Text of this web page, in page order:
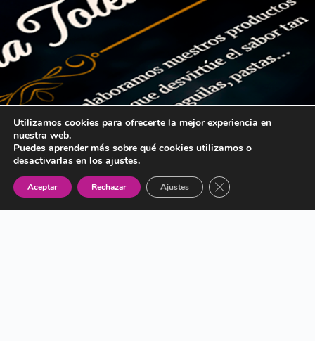
Utilizamos cookies para ofrecerte la mejor experiencia en
nuestra web.
Puedes aprender más sobre qué cookies utilizamos o
desactivarlas en los ajustes.
Aceptar Rechazar Ajustes Cerrar el banner de